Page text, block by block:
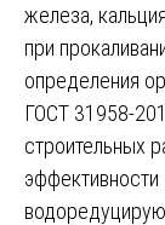
железа,
при
определения
ГОСТ 31958-
строительных